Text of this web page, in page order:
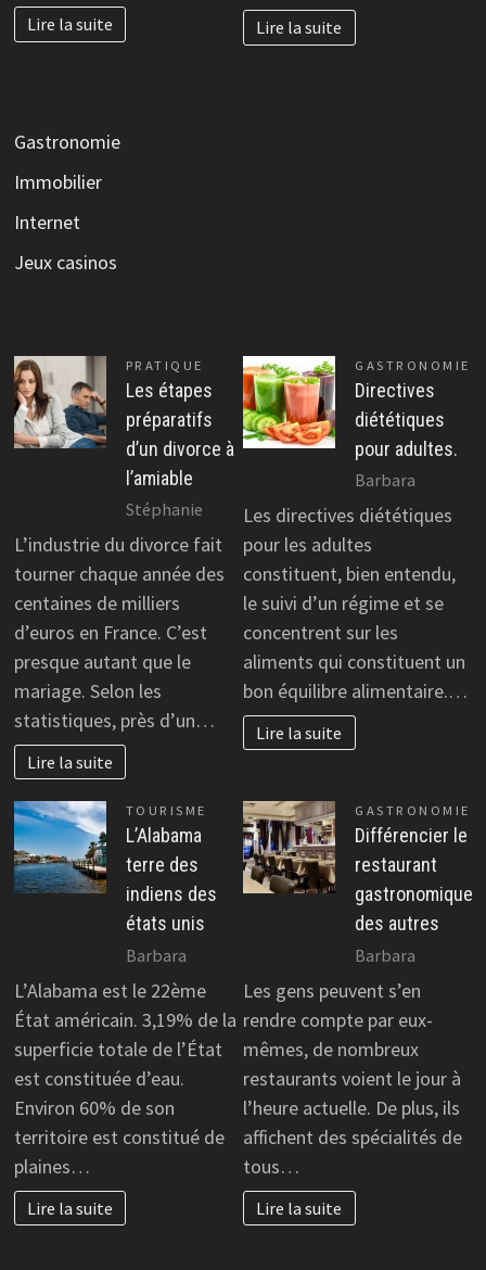
Lire la suite Lire la suite
Gastronomie
Immobilier
Internet
Jeux casinos
PRATIQUE
Les étapes
préparatifs
d’un divorce à
l’amiable
Stéphanie
L’industrie du divorce fait
tourner chaque année des
centaines de milliers
d’euros en France. C’est
presque autant que le
mariage. Selon les
statistiques, près d’un…
Lire la suite
GASTRONOMIE
Directives
diététiques
pour adultes.
Barbara
Les directives diététiques
pour les adultes
constituent, bien entendu,
le suivi d’un régime et se
concentrent sur les
aliments qui constituent un
bon équilibre alimentaire.…
Lire la suite
TOURISME
L’Alabama
terre des
indiens des
états unis
Barbara
L’Alabama est le 22ème
État américain. 3,19% de la
superficie totale de l’État
est constituée d’eau.
Environ 60% de son
territoire est constitué de
plaines…
Lire la suite
GASTRONOMIE
Différencier le
restaurant
gastronomique
des autres
Barbara
Les gens peuvent s’en
rendre compte par eux-
mêmes, de nombreux
restaurants voient le jour à
l’heure actuelle. De plus, ils
affichent des spécialités de
tous…
Lire la suite